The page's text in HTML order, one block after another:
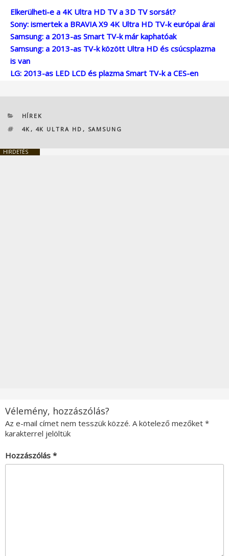
Elkerülheti-e a 4K Ultra HD TV a 3D TV sorsát?
Sony: ismertek a BRAVIA X9 4K Ultra HD TV-k európai árai
Samsung: a 2013-as Smart TV-k már kaphatóak
Samsung: a 2013-as TV-k között Ultra HD és csúcsplazma
is van
LG: 2013-as LED LCD és plazma Smart TV-k a CES-en
KATEGÓRIÁK
HÍREK
CÍMKÉK
4K , 4K ULTRA HD , SAMSUNG
HIRDETÉS
Vélemény, hozzászólás?
Az e-mail címet nem tesszük közzé. A kötelező mezőket *
karakterrel jelöltük
Hozzászólás *